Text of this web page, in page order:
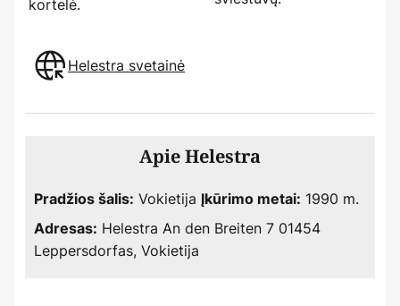
kortelė.
Helestra svetainė
Apie Helestra
Pradžios šalis: Vokietija Įkūrimo metai: 1990 m.
Adresas: Helestra An den Breiten 7 01454
Leppersdorfas, Vokietija